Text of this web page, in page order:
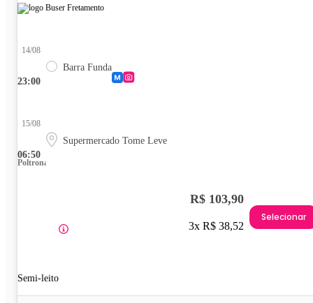
23:00
14/08
Barra Funda
06:50
15/08
Supermercado Tome Leve
Poltrona
Semi-leito
R$ 103,90
3x R$ 38,52
Selecionar